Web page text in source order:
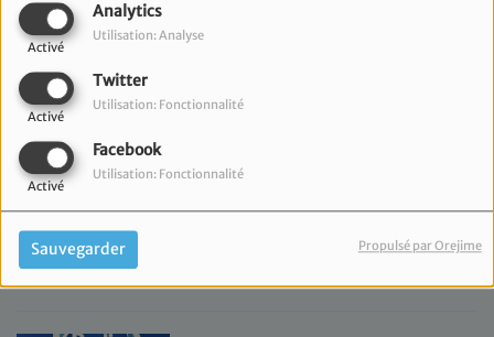
Analytics
Activé
Utilisation: Analyse
Twitter
Activé
Utilisation: Fonctionnalité
Facebook
Activé
Utilisation: Fonctionnalité
Sauvegarder Propulsé par Orejime
NOVEMBRE
LE JOURNAL D'UNE
MAMAN - LUNDI 28
OCTOBRE